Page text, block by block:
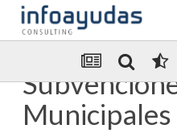
Enviar Por email